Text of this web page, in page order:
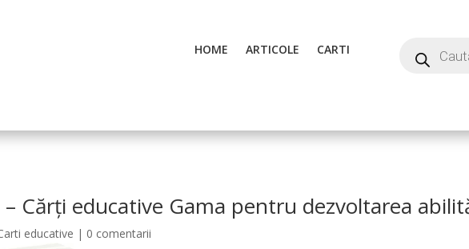
HOME ARTICOLE CARTI
Cărți educative Gama pentru dezvoltarea
educative | 0 comentarii